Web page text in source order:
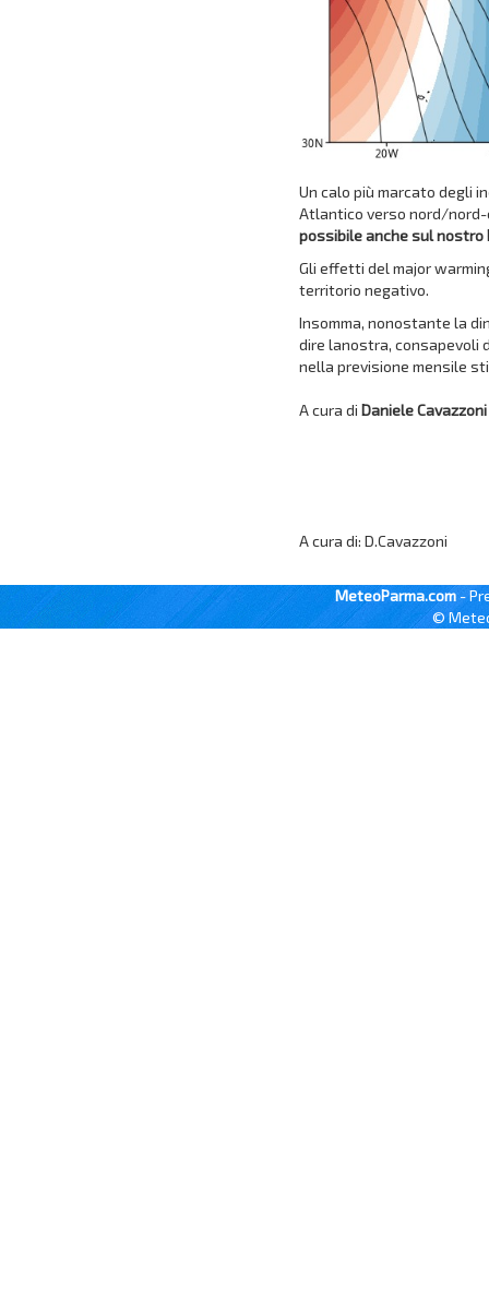
Un calo più marcato degli
Atlantico verso nord/
possibile anche sul nostro
Gli effetti del major
territorio negativo.
Insomma, nonostante la
dire lanostra, consapevoli
nella previsione mensile
A cura diDaniele Cavazzoni
A cura di: D.Cavazzoni
MeteoParma.com -
©